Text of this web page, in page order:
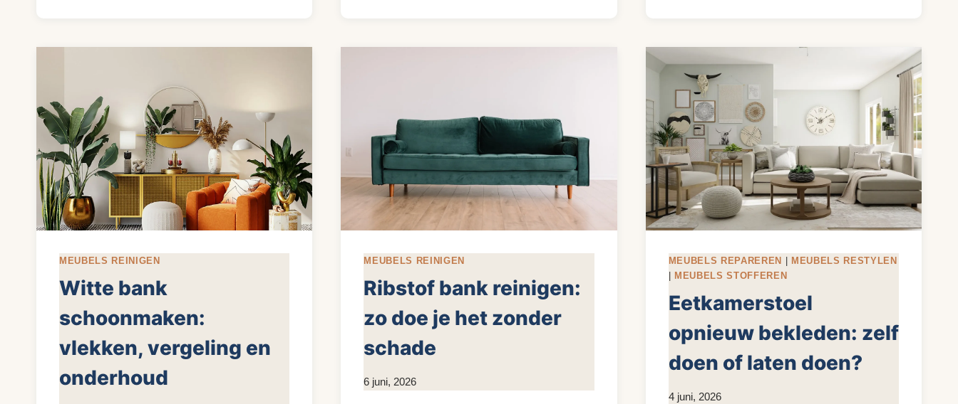
MATERIAAL
UITGELEGD
MEUBELS REINIGEN
Witte bank
schoonmaken:
vlekken, vergeling en
onderhoud
MEUBELS REINIGEN
Ribstof bank reinigen:
zo doe je het zonder
schade
Door
6 juni, 2026
MEUBELS REPAREREN
MEUBELS RESTYLEN
MEUBELS STOFFEREN
Eetkamerstoel
opnieuw bekleden: zelf
doen of laten doen?
Door
4 juni, 2026